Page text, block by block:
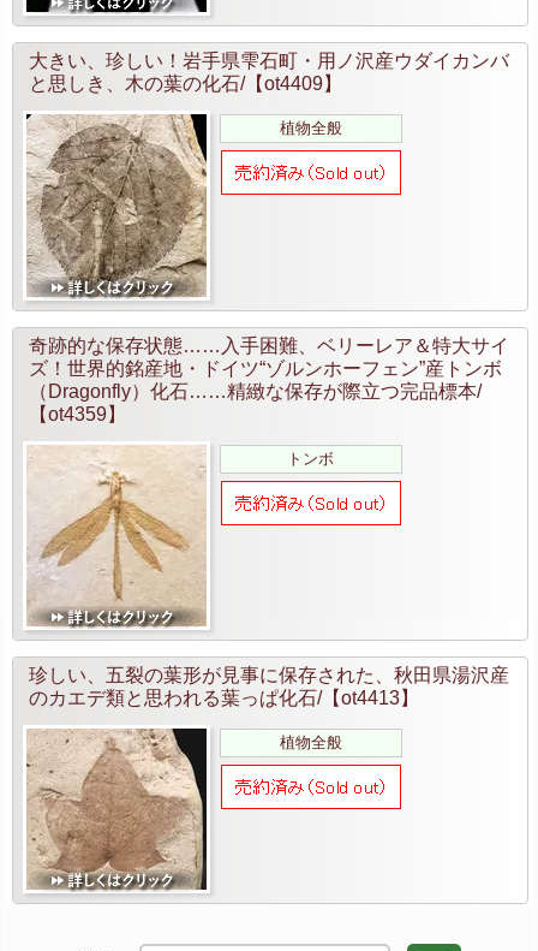
大きい、珍しい！岩手県雫石町・用ノ沢産ウダイカンバ
と思しき、木の葉の化石/【ot4409】
植物全般
奇跡的な保存状態……入手困難、ベリーレア＆特大サイ
ズ！世界的銘産地・ドイツ“ゾルンホーフェン”産トンボ
（Dragonfly）化石……精緻な保存が際立つ完品標本/
【ot4359】
トンボ
珍しい、五裂の葉形が見事に保存された、秋田県湯沢産
のカエデ類と思われる葉っぱ化石/【ot4413】
植物全般